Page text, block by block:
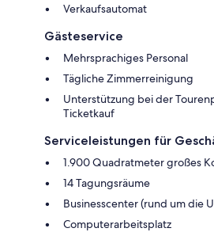
Verkaufsautomat
Gästeservice
Mehrsprachiges Personal
Tägliche Zimmerreinigung
Unterstützung bei der
Ticketkauf
Serviceleistungen für
1.900 Quadratmeter großes
14 Tagungsräume
Businesscenter (rund um die
Computerarbeitsplatz